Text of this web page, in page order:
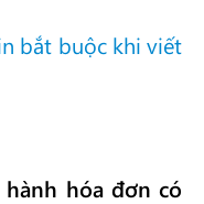
bắt buộc khi viết
hóa đơn có